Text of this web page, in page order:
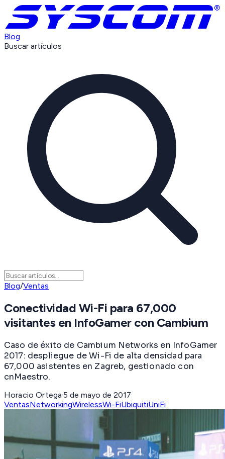
Blog
Buscar artículos
Blog/Ventas
Conectividad Wi-Fi para 67,000
visitantes en InfoGamer con Cambium
Caso de éxito de Cambium Networks en InfoGamer
2017: despliegue de Wi-Fi de alta densidad para
67,000 asistentes en Zagreb, gestionado con
cnMaestro.
Horacio Ortega·5 de mayo de 2017·
VentasNetworkingWirelessWi-FiUbiquitiUniFi